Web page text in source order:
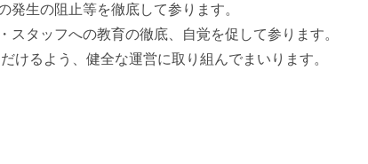
生の阻止等を徹底して参ります。
スタッフへの教育の徹底、自覚を促して参ります。
けるよう、健全な運営に取り組んでまいります。